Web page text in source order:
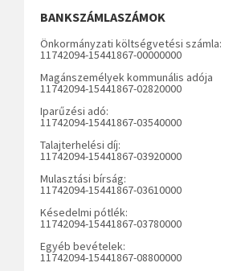
BANKSZÁMLASZÁMOK
Önkormányzati költségvetési számla:
11742094-15441867-00000000
Magánszemélyek kommunális adója
11742094-15441867-02820000
Iparűzési adó:
11742094-15441867-03540000
Talajterhelési díj:
11742094-15441867-03920000
Mulasztási bírság:
11742094-15441867-03610000
Késedelmi pótlék:
11742094-15441867-03780000
Egyéb bevételek:
11742094-15441867-08800000